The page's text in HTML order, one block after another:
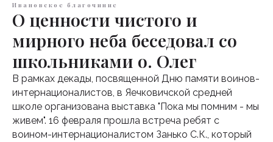
Ивановское благочиние
О ценности чистого и
мирного неба беседовал со
школьниками о. Олег
В рамках декады, посвященной Дню памяти воинов-
интернационалистов, в Яечковичской средней
школе организована выставка "Пока мы помним - мы
живем". 16 февраля прошла встреча ребят с
воином-интернационалистом Занько С.К., который